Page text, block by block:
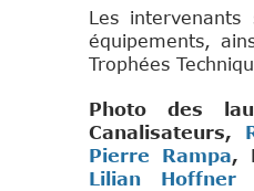
Les
équipements,
Trophées
Photo des
Canalisateurs,
Pierre Rampa,
Lilian Hoffner